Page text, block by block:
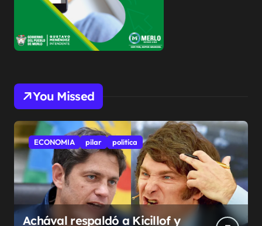
You Missed
ECONOMIA pilar politíca
Achával respaldó a Kicillof y